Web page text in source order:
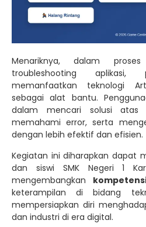
Menariknya, dalam
troubleshooting
memanfaatkan teknologi
sebagai alat bantu.
dalam mencari solusi atas
memahami error, serta
dengan lebih efektif dan efisien.
Kegiatan ini diharapkan dapat
dan siswi SMK Negeri 1
mengembangkan
keterampilan di bidang
mempersiapkan diri
dan industri di era digital.